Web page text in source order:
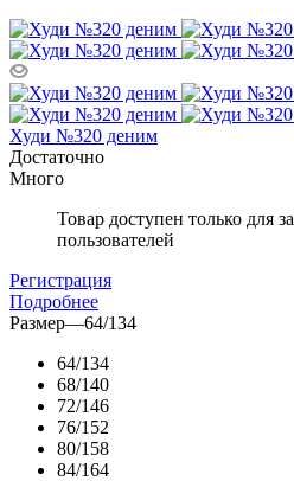
Худи №320 деним
Достаточно
Много
Товар доступен только для
пользователей
Регистрация
Подробнее
Размер—64/134
64/134
68/140
72/146
76/152
80/158
84/164